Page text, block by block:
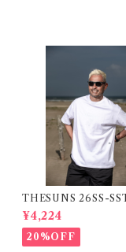
THESUNS 26SS-
HITE
¥4,224
20%OFF